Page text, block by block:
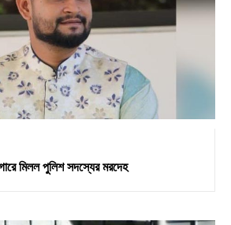
মিলল পুলিশ সদস্যের মরদেহ